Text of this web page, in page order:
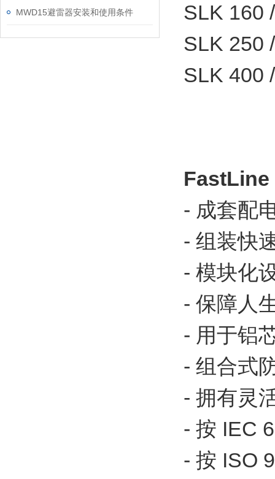
MWD15避雷器安装和使用条件
SLK 160
SLK 250
SLK 400
FastLine
- 成套配
- 组装快
- 模块化
- 保障人
- 用于铝
- 组合式
- 拥有灵
- 按 IEC
- 按 ISO